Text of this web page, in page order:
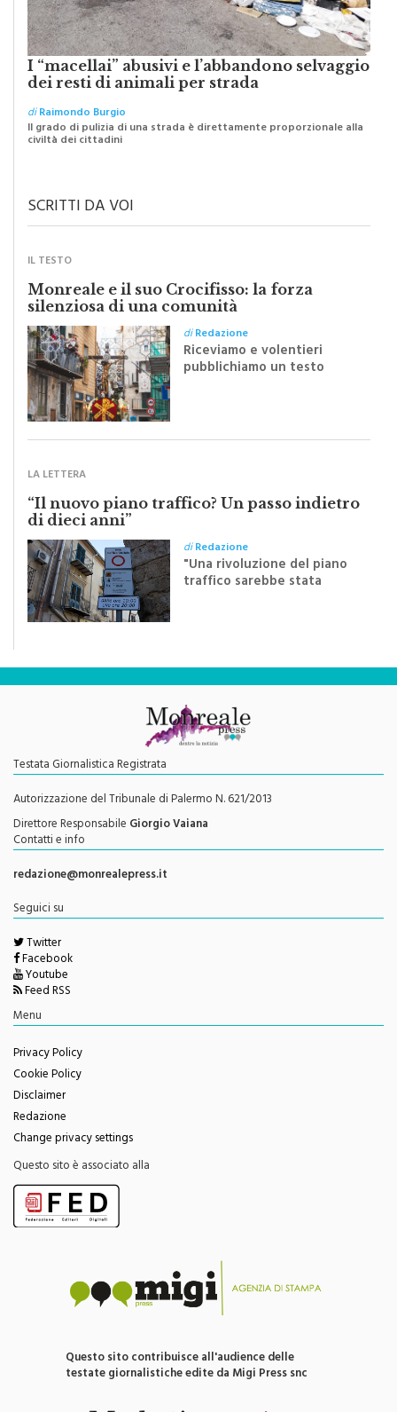
I “macellai” abusivi e l’abbandono selvaggio
dei resti di animali per strada
diRaimondo Burgio
SCRITTI DA VOI
IL TESTO
Monreale e il suo Crocifisso: la forza
silenziosa di una comunità
diRedazione
Riceviamo e volentieri
Sapienza all'indomani della
LA LETTERA
“Il nuovo piano traffico? Un passo indietro
di dieci anni”
diRedazione
"Una rivoluzione del piano
Testata Giornalistica Registrata
Autorizzazione del Tribunale di Palermo N. 621/2013
Direttore ResponsabileGiorgio Vaiana
Contatti e info
redazione@monrealepress.it
Seguici su
Twitter
Facebook
Youtube
Feed RSS
Privacy Policy
Cookie Policy
Disclaimer
Redazione
Change privacy settings
Questo sito è associato alla
Questo sito contribuisce all'audience delle